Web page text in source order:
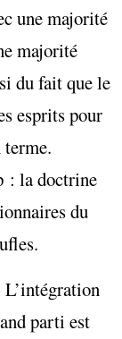
une majorité
majorité
du fait que le
esprits pour
: la doctrine
du
L’intégration
parti est